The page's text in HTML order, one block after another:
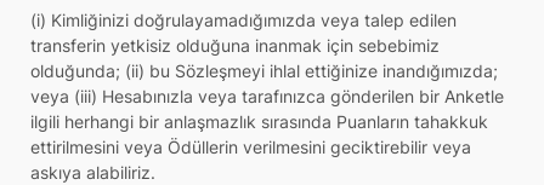
(i) Kimliğinizi doğrulayamadığımızda veya talep edilen
transferin yetkisiz olduğuna inanmak için sebebimiz
olduğunda; (ii) bu Sözleşmeyi ihlal ettiğinize inandığımızda;
veya (iii) Hesabınızla veya tarafınızca gönderilen bir Anketle
ilgili herhangi bir anlaşmazlık sırasında Puanların tahakkuk
ettirilmesini veya Ödüllerin verilmesini geciktirebilir veya
askıya alabiliriz.